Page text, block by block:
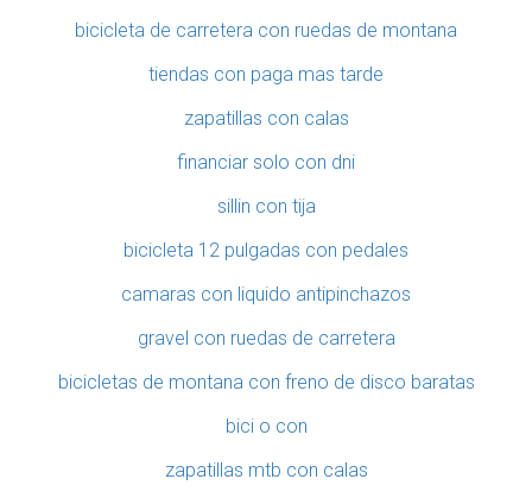
bicicleta de carretera con ruedas de montana
tiendas con paga mas tarde
zapatillas con calas
financiar solo con dni
sillin con tija
bicicleta 12 pulgadas con pedales
camaras con liquido antipinchazos
gravel con ruedas de carretera
bicicletas de montana con freno de disco baratas
bici o con
zapatillas mtb con calas